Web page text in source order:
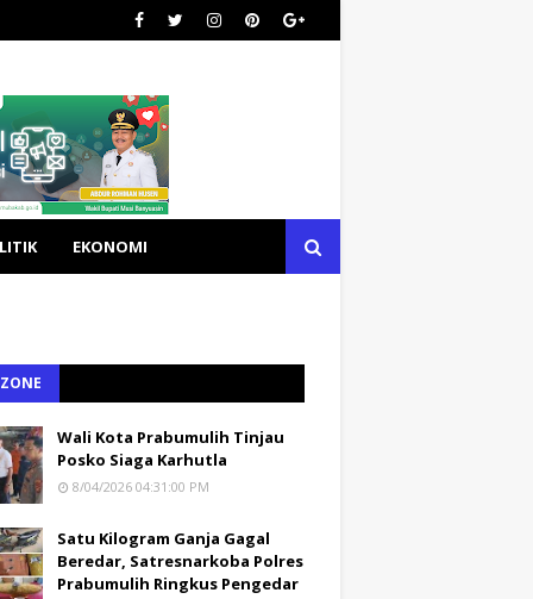
EKONOMI
Wali Kota Prabumulih Tinjau
Posko Siaga Karhutla
8/04/2026 04:31:00 PM
Satu Kilogram Ganja Gagal
Beredar, Satresnarkoba Polres
Prabumulih Ringkus Pengedar